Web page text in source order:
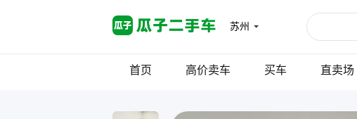
苏州
首页 高价卖车 买车 直卖场